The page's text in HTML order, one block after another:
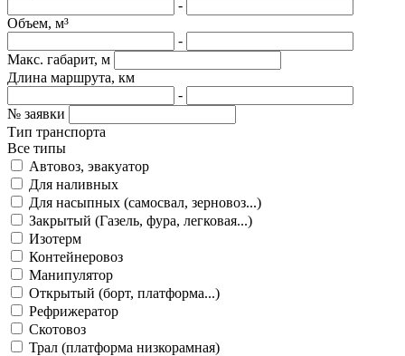
-
Объем, м³
-
Макс. габарит, м
Длина маршрута, км
-
№ заявки
Тип транспорта
Все типы
Автовоз, эвакуатор
Для наливных
Для насыпных (самосвал, зерновоз...)
Закрытый (Газель, фура, легковая...)
Изотерм
Контейнеровоз
Манипулятор
Открытый (борт, платформа...)
Рефрижератор
Скотовоз
Трал (платформа низкорамная)